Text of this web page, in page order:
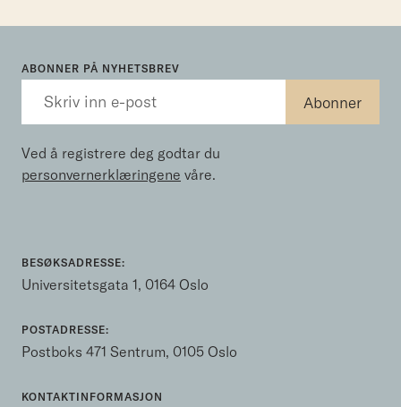
ABONNER PÅ NYHETSBREV
Ved å registrere deg godtar du
personvernerklæringene våre.
BESØKSADRESSE:
Universitetsgata 1, 0164 Oslo
POSTADRESSE:
Postboks 471 Sentrum, 0105 Oslo
KONTAKTINFORMASJON